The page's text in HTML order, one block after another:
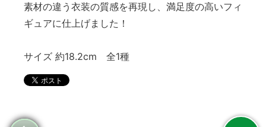
素材の違う衣装の質感を再現し、満足度の高いフィ
ギュアに仕上げました！
サイズ 約18.2cm 全1種